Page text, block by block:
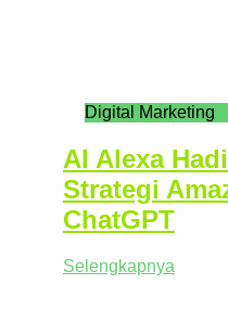
Digital Marketing
AI Alexa
Strategi
ChatGPT
Selengkapnya